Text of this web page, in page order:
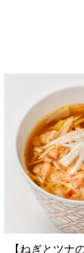
【ねぎとツナ